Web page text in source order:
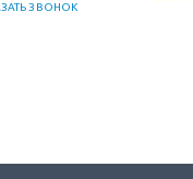
ЗВОНОК